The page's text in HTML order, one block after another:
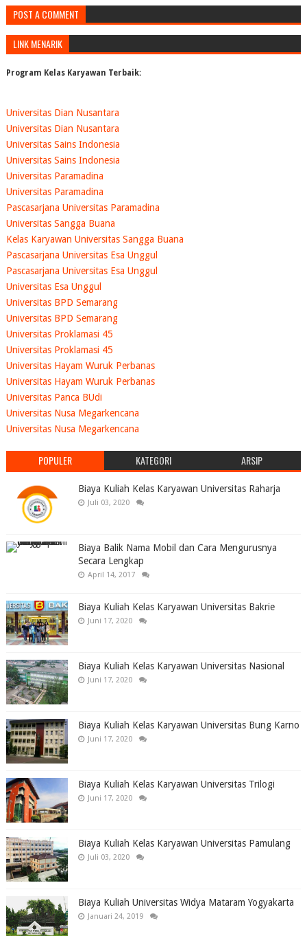
POST A COMMENT
LINK MENARIK
Program Kelas Karyawan Terbaik:
Universitas Dian Nusantara
Universitas Dian Nusantara
Universitas Sains Indonesia
Universitas Sains Indonesia
Universitas Paramadina
Universitas Paramadina
Pascasarjana Universitas Paramadina
Universitas Sangga Buana
Kelas Karyawan Universitas Sangga Buana
Pascasarjana Universitas Esa Unggul
Pascasarjana Universitas Esa Unggul
Universitas Esa Unggul
Universitas BPD Semarang
Universitas BPD Semarang
Universitas Proklamasi 45
Universitas Proklamasi 45
Universitas Hayam Wuruk Perbanas
Universitas Hayam Wuruk Perbanas
Universitas Panca BUdi
Universitas Nusa Megarkencana
Universitas Nusa Megarkencana
POPULER KATEGORI ARSIP
Biaya Kuliah Kelas Karyawan Universitas Raharja
Juli 03, 2020
Biaya Balik Nama Mobil dan Cara Mengurusnya
Secara Lengkap
April 14, 2017
Biaya Kuliah Kelas Karyawan Universitas Bakrie
Juni 17, 2020
Biaya Kuliah Kelas Karyawan Universitas Nasional
Juni 17, 2020
Biaya Kuliah Kelas Karyawan Universitas Bung Karno
Juni 17, 2020
Biaya Kuliah Kelas Karyawan Universitas Trilogi
Juni 17, 2020
Biaya Kuliah Kelas Karyawan Universitas Pamulang
Juli 03, 2020
Biaya Kuliah Universitas Widya Mataram Yogyakarta
Januari 24, 2019